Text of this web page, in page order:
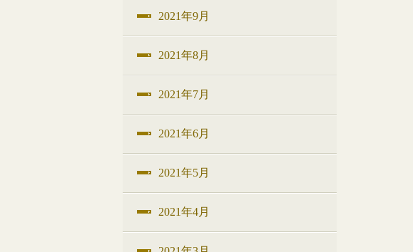
2021年9月
2021年8月
2021年7月
2021年6月
2021年5月
2021年4月